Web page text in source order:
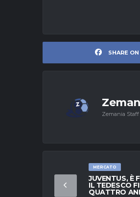
SHARE
Zemania Staff
MERCATO
JUVENTUS, È
IL TEDESCO
QUATTRO